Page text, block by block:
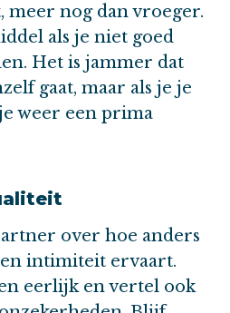
meer nog dan vroeger.
als je niet goed
Het is jammer dat
gaat, maar als je je
weer een prima
over hoe anders
intimiteit ervaart.
eerlijk en vertel ook